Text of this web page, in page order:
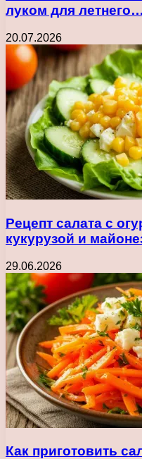
луком для летнего…
20.07.2026
Рецепт салата с
кукурузой и
29.06.2026
Как приготовить